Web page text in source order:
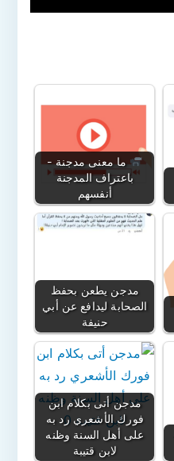
ما معنى مدجنة -
باعتراف المدجنة
أنفسهم
مدجن يطعن بحفظ
الصحابة ليدافع عن أبي
حنيفة
مدجن أتى بكلام ابن
فورك الأشعري رد به
على أهل السنة وظنه
لابن قتيبة